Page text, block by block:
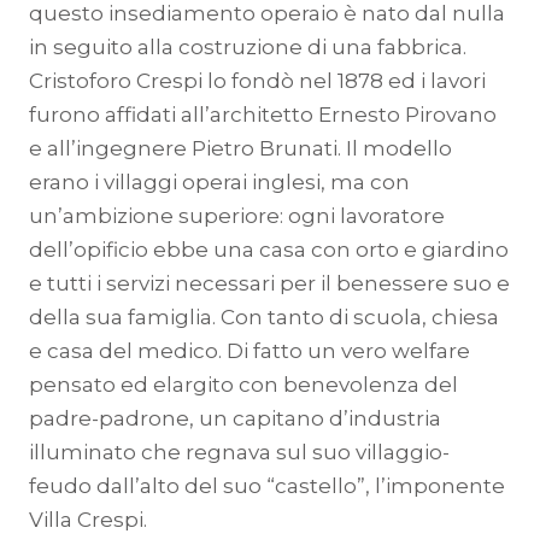
questo insediamento operaio è nato dal nulla
in seguito alla costruzione di una fabbrica.
Cristoforo Crespi lo fondò nel 1878 ed i lavori
furono affidati all’architetto Ernesto Pirovano
e all’ingegnere Pietro Brunati. Il modello
erano i villaggi operai inglesi, ma con
un’ambizione superiore: ogni lavoratore
dell’opificio ebbe una casa con orto e giardino
e tutti i servizi necessari per il benessere suo e
della sua famiglia. Con tanto di scuola, chiesa
e casa del medico. Di fatto un vero welfare
pensato ed elargito con benevolenza del
padre-padrone, un capitano d’industria
illuminato che regnava sul suo villaggio-
feudo dall’alto del suo “castello”, l’imponente
Villa Crespi.